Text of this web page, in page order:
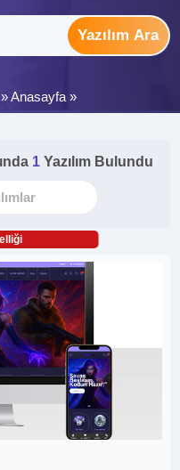
Yazılım Ara
Anasayfa »
1 Yazılım Bulundu